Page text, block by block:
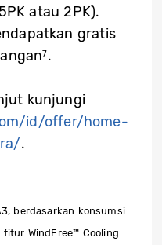
atau 2PK).
gratis
7.
kunjungi
id/offer/home-
.
berdasarkan konsumsi
WindFree™ Cooling